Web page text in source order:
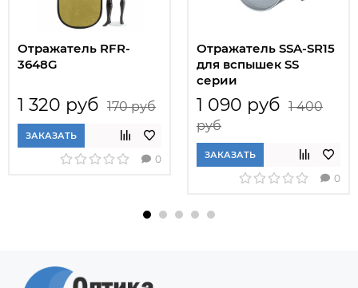
Отражатель RFR-
3648G
1 320 руб 170 руб
ЗАКАЗАТЬ
0
Отражатель SSA-SR15
для вспышек SS
серии
1 090 руб 1 400
руб
ЗАКАЗАТЬ
0